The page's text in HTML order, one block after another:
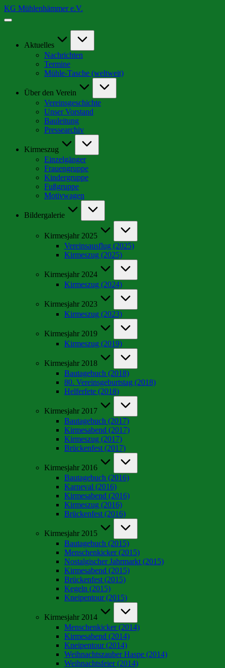
Skip
to
KG Mühlenhämmer e.V.
Wir
schrägsten
Aktuelles
Nachrichten
Termine
Mühle-Tasche (weltweit)
Über den Verein
Vereinsgeschichte
Unser Vorstand
Bauleitung
Pressearchiv
Kirmeszug
Einzelgänger
Frauengruppe
Kindergruppe
Fußgruppe
Motivwagen
Bildergalerie
Kirmesjahr 2025
Vereinsausflug (2025)
Kirmeszug (2025)
Kirmesjahr 2024
Kirmeszug (2024)
Kirmesjahr 2023
Kirmeszug (2023)
Kirmesjahr 2019
Kirmeszug (2019)
Kirmesjahr 2018
Bautagebuch (2018)
80. Vereinsgeburtstag (2018)
Helferfete (2018)
Kirmesjahr 2017
Bautagebuch (2017)
Kirmesabend (2017)
Kirmeszug (2017)
Brückenfest (2017)
Kirmesjahr 2016
Bautagebuch (2016)
Karneval (2016)
Kirmesabend (2016)
Kirmeszug (2016)
Brückenfest (2016)
Kirmesjahr 2015
Bautagebuch (2015)
Menschenkicker (2015)
Nostalgischer Jahrmarkt (2015)
Kirmesabend (2015)
Brückenfest (2015)
Kegeln (2015)
Kneipentour (2015)
Kirmesjahr 2014
Menschenkicker (2014)
Kirmesabend (2014)
Kneipentour (2014)
Weihnachtszauber Haspe (2014)
Weihnachtsfeier (2014)